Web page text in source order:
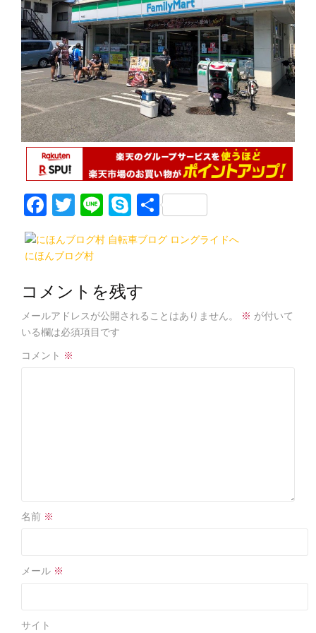
F
a
c
b
o
o
k
T
w
itt
Li
n
e
S
k
y
e
共
有
にほんブログ村
コメントを残す
メールアドレスが公開されることはありません。 ※ が付いて
いる欄は必須項目です
コメント ※
名前 ※
メール ※
サイト